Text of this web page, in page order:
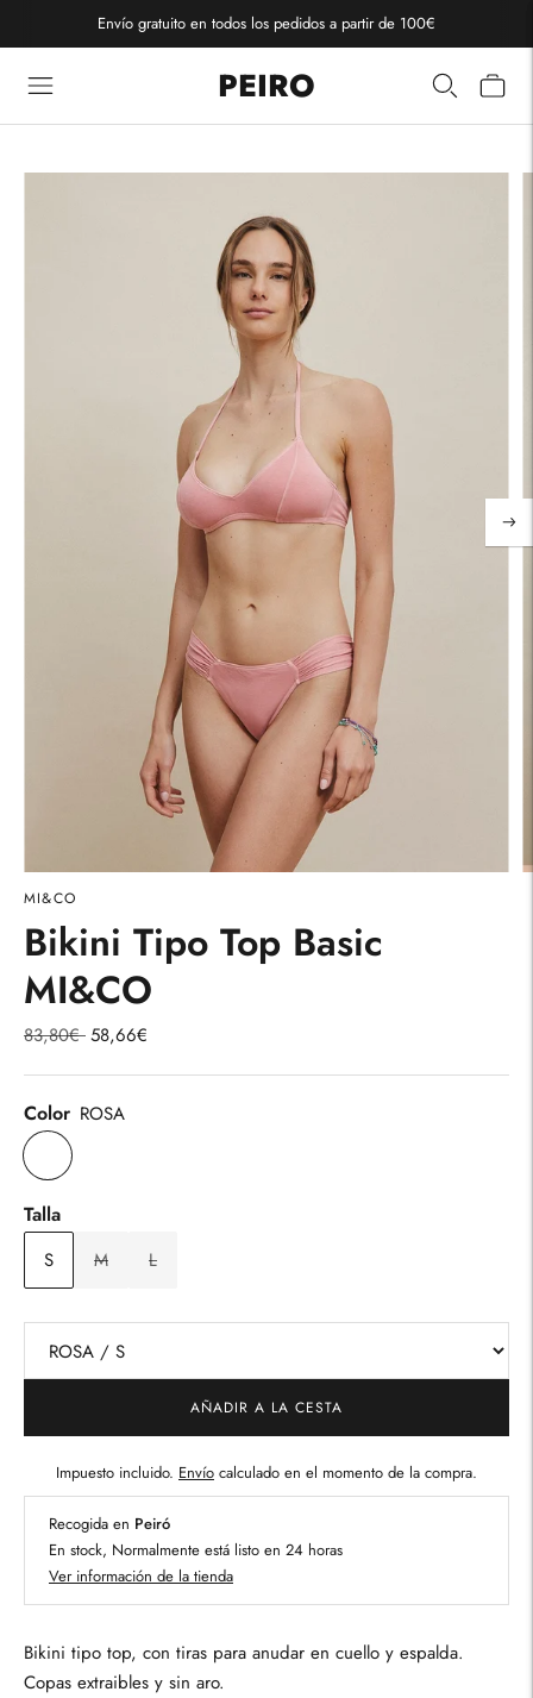
Envío gratuito en todos los pedidos a partir de 100€
PEIRO
MI&CO
Bikini Tipo Top Basic
MI&CO
83,80€Precio
58,66€
Color ROSA
Talla
S M L
AÑADIR A LA CESTA
Impuesto incluido. Envío calculado en el momento de la compra.
Recogida en Peiró
En stock, Normalmente está listo en 24 horas
Ver información de la tienda
Bikini tipo top, con tiras para anudar en cuello y espalda.
Copas extraibles y sin aro.